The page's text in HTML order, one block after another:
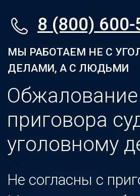
Обжалование
приговора суда по
уголовному делу
Не согласны с приговором?
Мы поможем добиться
справедливости!
Специализируемся на
апелляциях, кассациях и
МЫ РАБОТАЕМ НЕ С УГОЛОВНЫМИ
ДЕЛАМИ, А С ЛЮДЬМИ
8 (800) 600-56-69